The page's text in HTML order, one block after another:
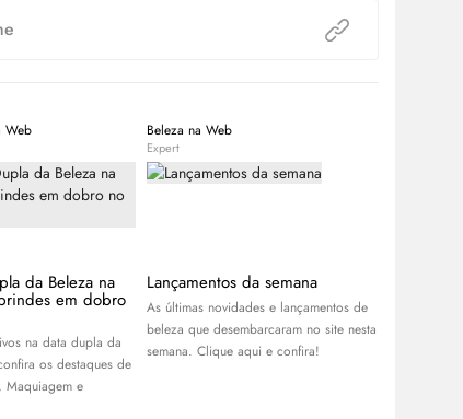
Web
da Beleza na
em dobro
na data dupla da
os destaques de
, Maquiagem e
Beleza na Web
Expert
Lançamentos da semana
As últimas novidades e lançamentos de
beleza que desembarcaram no site nesta
semana. Clique aqui e confira!